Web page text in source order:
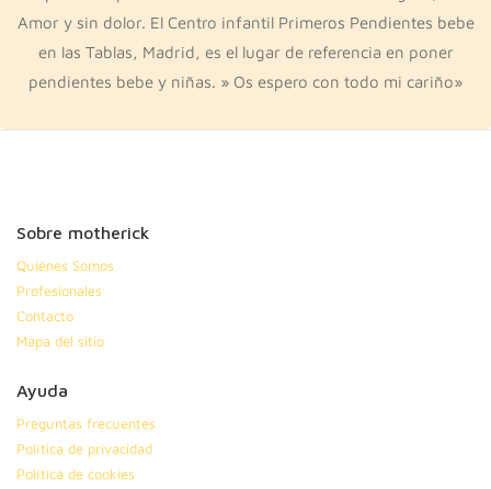
Amor y sin dolor. El Centro infantil Primeros Pendientes bebe
en las Tablas, Madrid, es el lugar de referencia en poner
pendientes bebe y niñas. » Os espero con todo mi cariño»
Sobre motherick
Quiénes Somos
Profesionales
Contacto
Mapa del sitio
Ayuda
Preguntas frecuentes
Política de privacidad
Política de cookies